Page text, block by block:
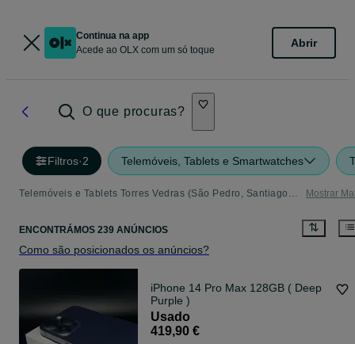
Continua na app
Acede ao OLX com um só toque
Abrir
O que procuras?
Filtros·2 Telemóveis, Tablets e Smartwatches
Telemóveis e Tablets Torres Vedras (São Pedro, Santiago, Santa Maria Do Castelo E São Miguel) E Matacães Mostrar
ENCONTRÁMOS 239 ANÚNCIOS
Como são posicionados os anúncios?
iPhone 14 Pro Max 128GB ( Deep
Purple )
Usado
419,90 €